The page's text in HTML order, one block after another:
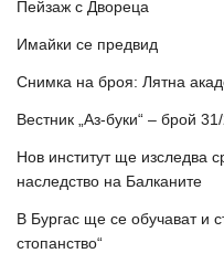
Пейзаж с Двореца
Имайки се предвид
Снимка на броя: Лятна
Вестник „Аз-буки“ – брой 31/
Нов институт ще изследва
наследство на Балканите
В Бургас ще се обучават и
стопанство“